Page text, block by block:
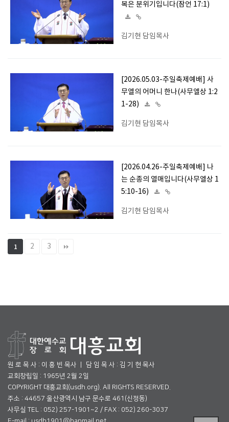
복은 분위기입니다(잠언 17:1)
김기현 담임목사
[2026.05.03-주일축제예배] 사
무엘의 어머니 한나(사무엘상 1:2
1-28)
김기현 담임목사
[2026.04.26-주일축제예배] 나
는 순종의 열매입니다(사무엘상 1
5:10-16)
김기현 담임목사
1 2 3
원 로 목 사 : 이 흥 빈 목사 ㅣ 담 임 목 사 : 김 기 현 목사
교회창립일 : 1965년 2월 2일
COPYRIGHT 대흥교회(usdh.org). All RIGHTS RESERVED.
주소 : 44657 울산광역시 남구 문수로 461(신정동)
사무실 TEL : 052) 257-1901~2 / FAX : 052) 260-3037